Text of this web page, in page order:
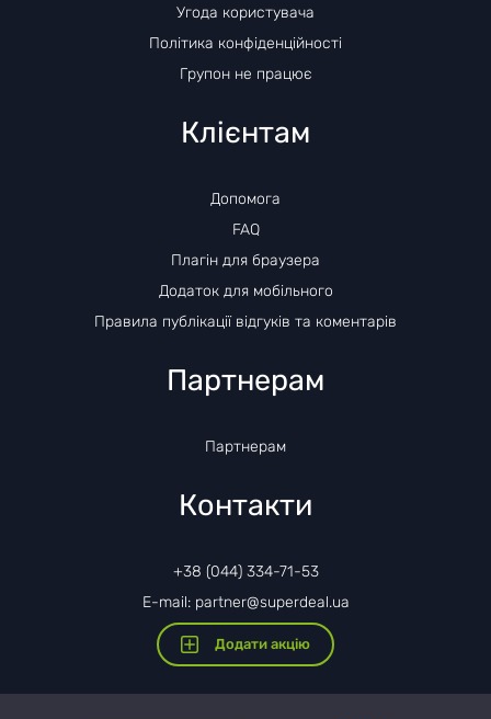
Угода користувача
Політика конфіденційності
Групон не працює
Клієнтам
Допомога
FAQ
Плагін для браузера
Додаток для мобільного
Правила публікації відгуків та коментарів
Партнерам
Партнерам
Контакти
+38 (044) 334-71-53
E-mail: partner@superdeal.ua
Додати акцію